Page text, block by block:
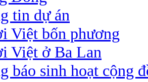
tin dự án
Việt bốn phương
Việt ở Ba Lan
báo sinh hoạt cộng